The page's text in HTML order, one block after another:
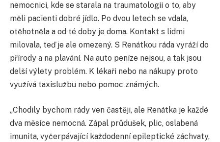
nemocnici, kde se starala na traumatologii o to, aby
měli pacienti dobré jídlo. Po dvou letech se vdala,
otěhotněla a od té doby je doma. Kontakt s lidmi
milovala, teď je ale omezený. S Renátkou ráda vyráží do
přírody a na plavání. Na auto peníze nejsou, a tak jsou
delší výlety problém. K lékaři nebo na nákupy proto
využívá taxislužbu nebo pomoc známých.
„Chodily bychom rády ven častěji, ale Renátka je každé
dva měsíce nemocná. Zápal průdušek, plic, oslabená
imunita, vyčerpávající každodenní epileptické záchvaty,